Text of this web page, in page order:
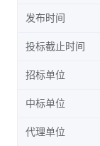
发布时间
投标截止时间
招标单位
中标单位
代理单位